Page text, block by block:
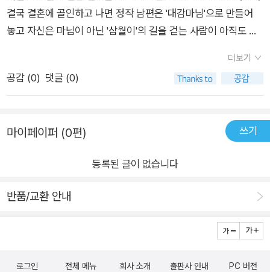
도 모르겠다. 이렇게 얘기하면서도 약간(진짜 약간이다)은 그녀
와 비슷한 생활패턴을 가진 내가 두렵다. ㅋㅋ 그리고 더 위험한
발상이지만 좌백님이 탐이 난다. ㅋㅋㅋ 두부로 유괴나 하러 가볼
결국 결혼에 골인하고 나면 정작 남편은 '대감마님'으로 만들어
놓고 자신은 마님이 아닌 '삼월이'의 길을 걷는 사람이 아직도 얼
남편에게 마님 대접을 받고 사는 방법을 소개하고 있다. 하지만,
이 방법을 실천하려면 작가도 이 책에서 누누히 강조하지만 무한
한 인내심과 비상하게 돌아가는 머리와 꾸준한 노력이 필요하다.
그렇지 않다면 제풀에 지치거나 제꾀에 넘어가서 마님이 아닌 '삼
월이'의 생활로 들어서기 시작하니까.생활 속에서 실제 사용할 수
님'으로 거듭나고 싶은 마음이 있는 사람들은 한번 참고해 봐도
더보기
공감 (0) 댓글 (0)
마이페이퍼 (0편) 쓰기
등록된 글이 없습니다
반품/교환 안내
로그인 전체 메뉴 회사 소개 출판사 안내 PC 버전